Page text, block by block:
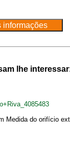
lhe
do orifício